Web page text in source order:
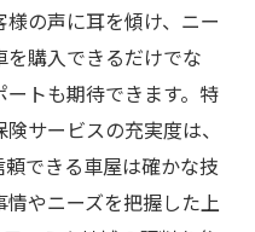
の声に耳を傾け、ニー
購入できるだけでな
トも期待できます。特
サービスの充実度は、
できる車屋は確かな技
やニーズを把握した上